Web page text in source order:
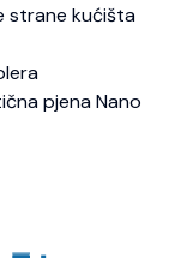
strane kućišta
pjena Nano